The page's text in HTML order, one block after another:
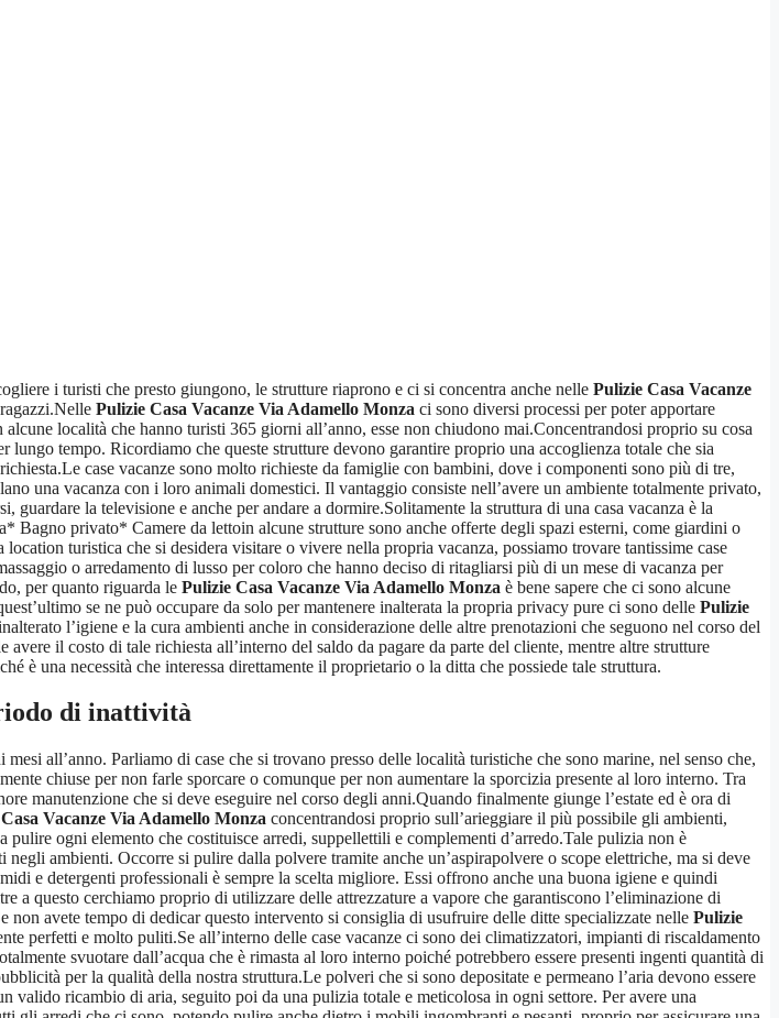
i turisti che presto giungono, le strutture riaprono e ci si concentra anche nelle Pulizie Casa Vacanze
Pulizie Casa Vacanze Via Adamello Monza ci sono diversi processi per poter apportare
località che hanno turisti 365 giorni all’anno, esse non chiudono mai.Concentrandosi proprio su cosa
tempo. Ricordiamo che queste strutture devono garantire proprio una accoglienza totale che sia
case vacanze sono molto richieste da famiglie con bambini, dove i componenti sono più di tre,
una vacanza con i loro animali domestici. Il vantaggio consiste nell’avere un ambiente totalmente privato,
la televisione e anche per andare a dormire.Solitamente la struttura di una casa vacanza è la
privato* Camere da lettoin alcune strutture sono anche offerte degli spazi esterni, come giardini o
turistica che si desidera visitare o vivere nella propria vacanza, possiamo trovare tantissime case
o arredamento di lusso per coloro che hanno deciso di ritagliarsi più di un mese di vacanza per
per quanto riguarda le Pulizie Casa Vacanze Via Adamello Monza è bene sapere che ci sono alcune
se ne può occupare da solo per mantenere inalterata la propria privacy pure ci sono delle Pulizie
l’igiene e la cura ambienti anche in considerazione delle altre prenotazioni che seguono nel corso del
avere il costo di tale richiesta all’interno del saldo da pagare da parte del cliente, mentre altre strutture
è una necessità che interessa direttamente il proprietario o la ditta che possiede tale struttura.
di inattività
all’anno. Parliamo di case che si trovano presso delle località turistiche che sono marine, nel senso che,
chiuse per non farle sporcare o comunque per non aumentare la sporcizia presente al loro interno. Tra
manutenzione che si deve eseguire nel corso degli anni.Quando finalmente giunge l’estate ed è ora di
Vacanze Via Adamello Monza concentrandosi proprio sull’arieggiare il più possibile gli ambienti,
ogni elemento che costituisce arredi, suppellettili e complementi d’arredo.Tale pulizia non è
ambienti. Occorre si pulire dalla polvere tramite anche un’aspirapolvere o scope elettriche, ma si deve
e detergenti professionali è sempre la scelta migliore. Essi offrono anche una buona igiene e quindi
questo cerchiamo proprio di utilizzare delle attrezzature a vapore che garantiscono l’eliminazione di
avete tempo di dedicar questo intervento si consiglia di usufruire delle ditte specializzate nelle Pulizie
perfetti e molto puliti.Se all’interno delle case vacanze ci sono dei climatizzatori, impianti di riscaldamento
svuotare dall’acqua che è rimasta al loro interno poiché potrebbero essere presenti ingenti quantità di
per la qualità della nostra struttura.Le polveri che si sono depositate e permeano l’aria devono essere
valido ricambio di aria, seguito poi da una pulizia totale e meticolosa in ogni settore. Per avere una